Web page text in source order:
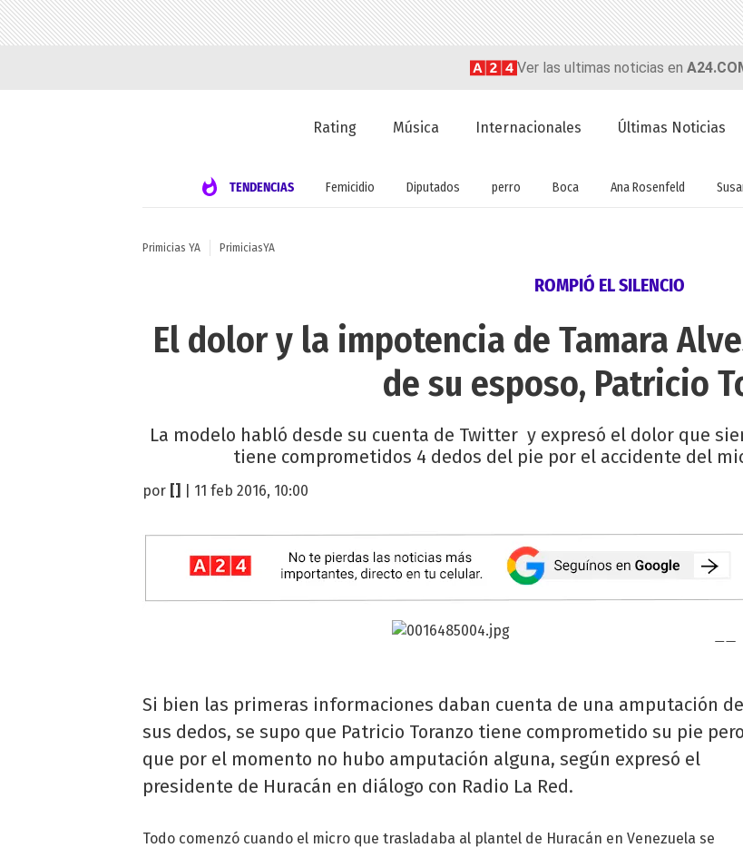
Ver las ultimas noticias en
Rating Música Internacionales Últimas Noticias
TENDENCIAS Femicidio Diputados perro Boca Ana Rosenfeld
Primicias YA PrimiciasYA
ROMPIÓ EL SILENCIO
El dolor y la impotencia de Tamara
de su esposo, Patricio
La modelo habló desde su cuenta de Twitter y expresó el dolor que
tiene comprometidos 4 dedos del pie por el accidente del
por | 11 feb 2016, 10:00
Si bien las primeras informaciones daban cuenta de una amputación de
sus dedos, se supo que Patricio Toranzo tiene comprometido su pie pero
que por el momento no hubo amputación alguna, según expresó el
presidente de Huracán en diálogo con Radio La Red.
Todo comenzó cuando el micro que trasladaba al plantel de Huracán en Venezuela se